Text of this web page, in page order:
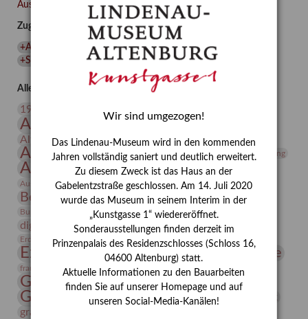
sich
den
Menschen
leistete?“
Ausgewählte Auszeichnungen zurücksetzen
Zugehörige Auszeichnungen
+Ausstellung +Gerhard Altenbourg(1) +Künstlerin
+Sonderausstellung(1)
Alle Auszeichnungen (106)
19. Jahrhundert
20. Jahrhundert
Altenburg
Altenburger Museen
Altenburger Praxisjahr Altenburger Schlossberg
Antike Architektur Archiv Archäologie Asta Gröting
Ausstellung
Ausstellung "Berliner Blätter"
Ausstellung „Vier Winde“
Bauhaus Berlin in den Zwanziger Jahren
Bernhard August von Lindenau Bibliothek
Burg Posterstein Conrad Felixmüller Depot Der Blaue Reiter
digitallabor Entartete Kunst
Enteignung
Erdmann Julius Dietrich
Erlebnisportal estrusker Exlibris
Expressionismus Festrede Florenz Fotografie
frauen Frauen in der Antike und heute
Gerhard-Altenbourg-Preis
Gerhard Altenbourg
Gerhard Kurt Müller
Grafik
grafische sammlung
Wir sind umgezogen!
Das Lindenau-Museum wird in den kommenden
Jahren vollständig saniert und deutlich erweitert.
Zu diesem Zweck ist das Haus an der
Gabelentzstraße geschlossen. Am 14. Juli 2020
wurde das Museum in seinem Interim in der
„Kunstgasse 1“ wiedereröffnet.
Sonderausstellungen finden derzeit im
Prinzenpalais des Residenzschlosses (Schloss 16,
04600 Altenburg) statt.
Aktuelle Informationen zu den Bauarbeiten
finden Sie auf unserer Homepage und auf
unseren Social-Media-Kanälen!